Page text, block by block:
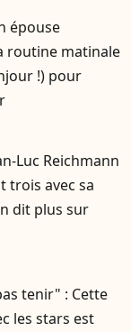
épouse
routine matinale
!) pour
Luc Reichmann
trois avec sa
dit plus sur
tenir" : Cette
les stars est